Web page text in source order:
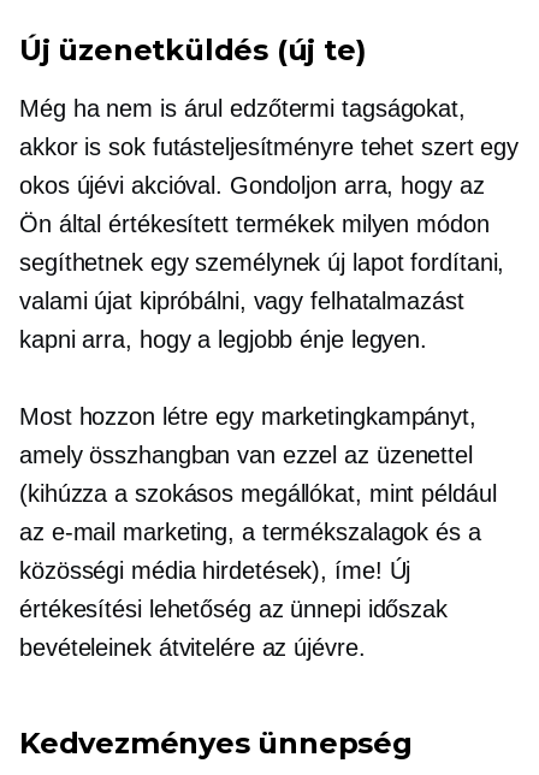
Új üzenetküldés (új te)
Még ha nem is árul edzőtermi tagságokat,
akkor is sok futásteljesítményre tehet szert egy
okos újévi akcióval. Gondoljon arra, hogy az
Ön által értékesített termékek milyen módon
segíthetnek egy személynek új lapot fordítani,
valami újat kipróbálni, vagy felhatalmazást
kapni arra, hogy a legjobb énje legyen.
Most hozzon létre egy marketingkampányt,
amely összhangban van ezzel az üzenettel
(kihúzza a szokásos megállókat, mint például
az e-mail marketing, a termékszalagok és a
közösségi média hirdetések), íme! Új
értékesítési lehetőség az ünnepi időszak
bevételeinek átvitelére az újévre.
Kedvezményes ünnepség